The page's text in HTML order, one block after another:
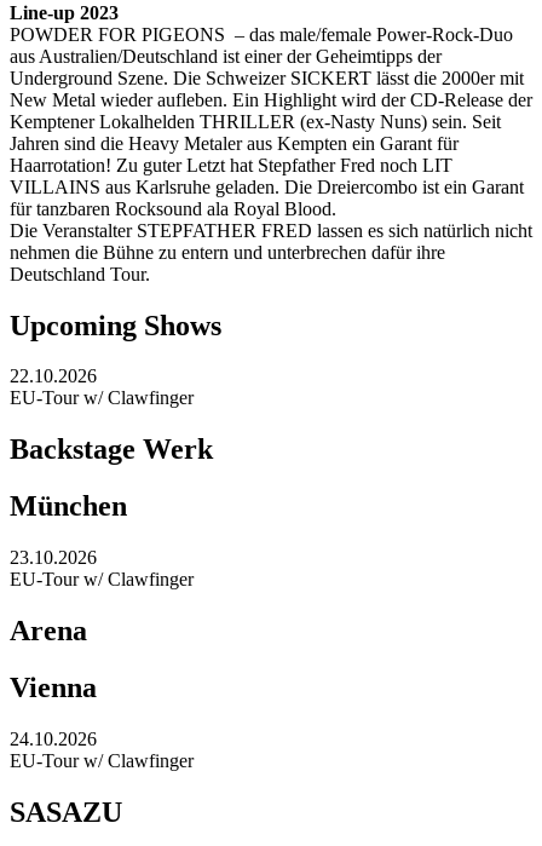
Line-up 2023
POWDER FOR PIGEONS – das male/female Power-Rock-Duo
aus Australien/Deutschland ist einer der Geheimtipps der
Underground Szene. Die Schweizer SICKERT lässt die 2000er mit
New Metal wieder aufleben. Ein Highlight wird der CD-Release der
Kemptener Lokalhelden THRILLER (ex-Nasty Nuns) sein. Seit
Jahren sind die Heavy Metaler aus Kempten ein Garant für
Haarrotation! Zu guter Letzt hat Stepfather Fred noch LIT
VILLAINS aus Karlsruhe geladen. Die Dreiercombo ist ein Garant
für tanzbaren Rocksound ala Royal Blood.
Die Veranstalter STEPFATHER FRED lassen es sich natürlich nicht
nehmen die Bühne zu entern und unterbrechen dafür ihre
Deutschland Tour.
Upcoming Shows
22.10.2026
EU-Tour w/ Clawfinger
Backstage Werk
München
23.10.2026
EU-Tour w/ Clawfinger
Arena
Vienna
24.10.2026
EU-Tour w/ Clawfinger
SASAZU